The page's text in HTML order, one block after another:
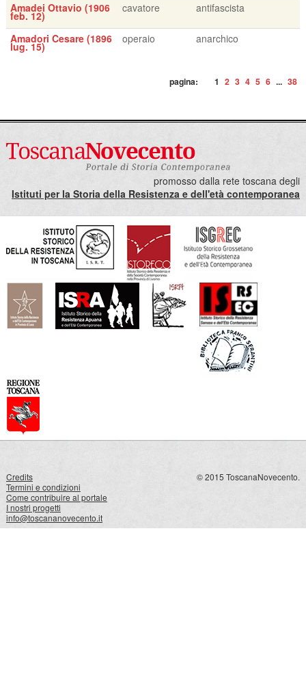
Amadei Ottavio (1906
feb. 12)
cavatore antifascista
Amadori Cesare (1896
lug. 15)
operaio anarchico
pagina: 1 2 3 4 5 6 ... 38
promosso dalla rete toscana degli
Istituti per la Storia della Resistenza e dell'età contemporanea
Credits
Termini e condizioni
Come contribuire al portale
I nostri progetti
info@toscananovecento.it
© 2015 ToscanaNovecento.